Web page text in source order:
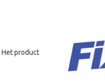
product